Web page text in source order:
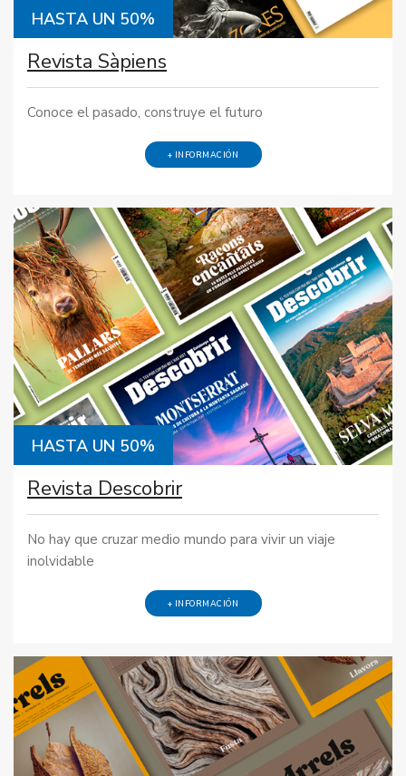
HASTA UN 50%
Revista Sàpiens
Conoce el pasado, construye el futuro
+ INFORMACIÓN
HASTA UN 50%
Revista Descobrir
No hay que cruzar medio mundo para vivir un viaje
inolvidable
+ INFORMACIÓN